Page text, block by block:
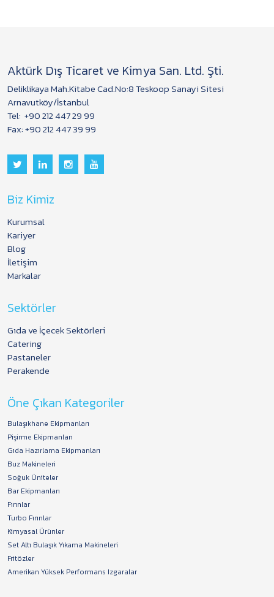
Aktürk Dış Ticaret ve Kimya San. Ltd. Şti.
Deliklikaya Mah.Kitabe Cad.No:8 Teskoop Sanayi Sitesi
Arnavutköy/İstanbul
Tel: +90 212 447 29 99
Fax: +90 212 447 39 99
Biz Kimiz
Kurumsal
Kariyer
Blog
İletişim
Markalar
Sektörler
Gıda ve İçecek Sektörleri
Catering
Pastaneler
Perakende
Öne Çıkan Kategoriler
Bulaşıkhane Ekipmanları
Pişirme Ekipmanları
Gıda Hazırlama Ekipmanları
Buz Makineleri
Soğuk Üniteler
Bar Ekipmanları
Fırınlar
Turbo Fırınlar
Kimyasal Ürünler
Set Altı Bulaşık Yıkama Makineleri
Fritözler
Amerikan Yüksek Performans Izgaralar